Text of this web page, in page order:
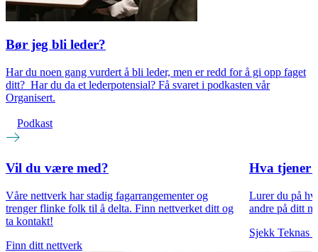
Bør jeg bli leder?
Har du noen gang vurdert å bli leder, men er redd for å gi opp faget
ditt? Har du da et lederpotensial? Få svaret i podkasten vår
Organisert.
Podkast
Vil du være med?
Våre nettverk har stadig fagarrangementer og
trenger flinke folk til å delta. Finn nettverket ditt og
ta kontakt!
Finn ditt nettverk
Hva tjener
Lurer du på
andre på ditt
Sjekk Teknas